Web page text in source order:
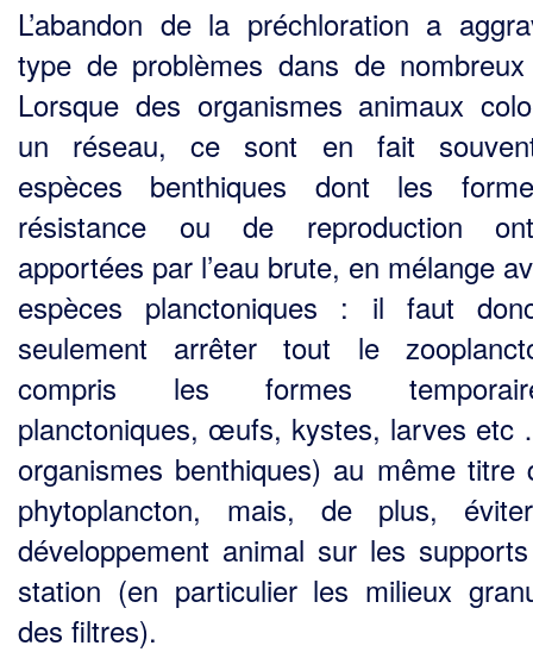
L’abandon de la préchloration a
type de problèmes dans de
Lorsque des organismes animaux
un réseau, ce sont en fait
espèces benthiques dont les
résistance ou de reproduction
apportées par l’eau brute, en mélange
espèces planctoniques : il faut
seulement arrêter tout le
compris les formes
planctoniques, œufs, kystes, larves
organismes benthiques) au même titre
phytoplancton, mais, de plus,
développement animal sur les
station (en particulier les milieux
des filtres).